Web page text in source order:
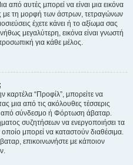
αυτές μπορεί να είναι μια εικόνα
με τη μορφή των άστρων, τετραγώνων
έχετε κάνει ή το αξίωμα σας
μεγαλύτερη, εικόνα είναι γνωστή
για κάθε μέλος.
“Προφίλ”, μπορείτε να
μια από τις ακόλουθες τέσσερις
σύνδεσμο ή Φόρτωση άβαταρ.
συζητήσεων να ενεργοποιήσει τα
μπορεί να καταστούν διαθέσιμα.
επικοινωνήστε με κάποιον